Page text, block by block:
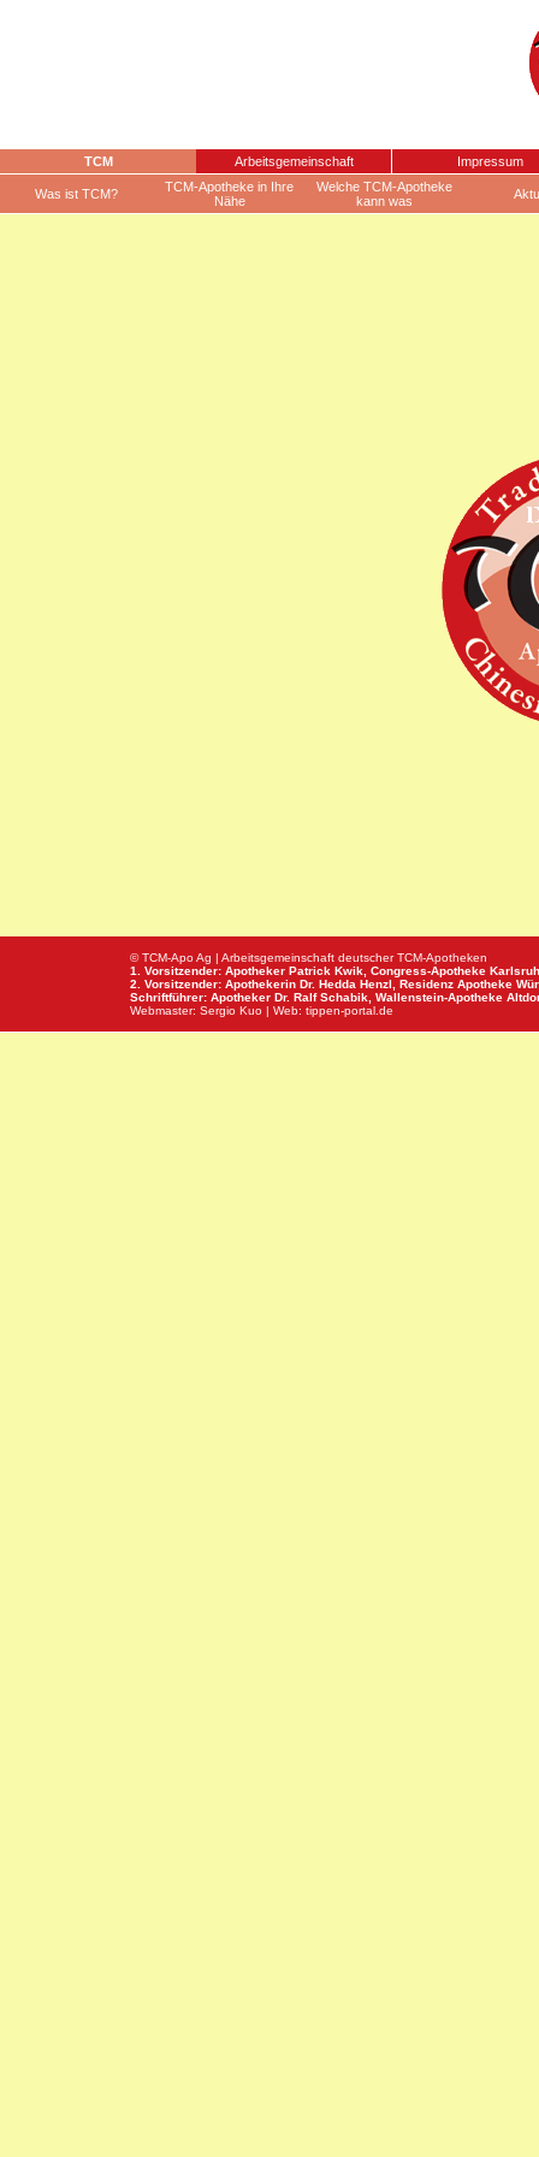
TCM Arbeitsgemeinschaft Impressum
Was ist TCM?
TCM-Apotheke in Ihre
Nähe
Welche TCM-Apotheke
kann was
© TCM-Apo Ag | Arbeitsgemeinschaft deutscher TCM-Apotheken
1. Vorsitzender: Apotheker Patrick Kwik, Congress-Apotheke
2. Vorsitzender: Apothekerin Dr. Hedda Henzl, Residenz Apotheke
Schriftführer: Apotheker Dr. Ralf Schabik, Wallenstein-Apotheke
Webmaster: Sergio Kuo | Web: tippen-portal.de